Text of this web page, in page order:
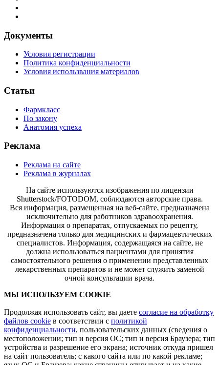
Документы
Условия регистрации
Политика конфиденциальности
Условия использвания материалов
Статьи
Фармкласс
По закону
Анатомия успеха
Реклама
Реклама на сайте
Реклама в журналах
На сайте используются изображения по лицензии
Shutterstock/FOTODOM, соблюдаются авторские права.
Вся информация, размещенная на веб-сайте, предназначена
исключительно для работников здравоохранения.
Информация о препаратах, отпускаемых по рецепту,
предназначена только для медицинских и фармацевтических
специалистов. Информация, содержащаяся на сайте, не
должна использоваться пациентами для принятия
самостоятельного решения о применении представленных
лекарственных препаратов и не может служить заменой
очной консультации врача.
МЫ ИСПОЛЬЗУЕМ COOKIE
Продолжая использовать сайт, вы даете согласие на обработку
файлов cookie в соответствии с политикой
конфиденциальности, пользовательских данных (сведения о
местоположении; тип и версия ОС; тип и версия Браузера; тип
устройства и разрешение его экрана; источник откуда пришел
на сайт пользователь; с какого сайта или по какой рекламе;